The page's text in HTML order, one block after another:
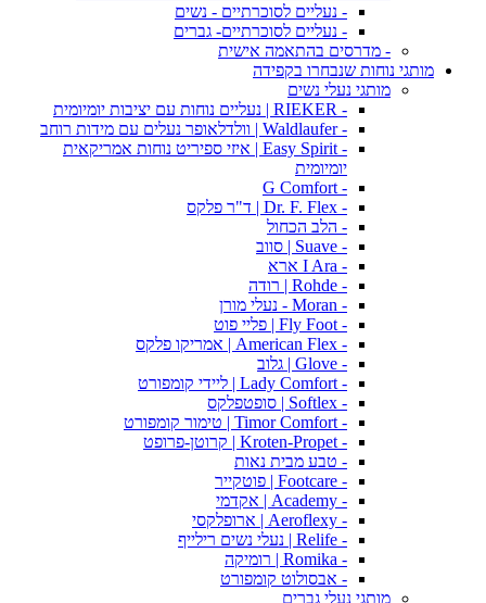
- נעליים לסוכרתיים - נשים
- נעליים לסוכרתיים- גברים
- מדרסים בהתאמה אישית
מותגי נוחות שנבחרו בקפידה
מותגי נעלי נשים
- RIEKER | נעליים נוחות עם יציבות יומיומית
- Waldlaufer | וולדלאופר נעלים עם מידות רוחב
- Easy Spirit | איזי ספיריט נוחות אמריקאית
יומיומית
- G Comfort
- Dr. F. Flex | ד"ר פלקס
- הלב הכחול
- Suave | סווב
- I Ara ארא
- Rohde | רודה
- Moran - נעלי מורן
- Fly Foot | פליי פוט
- American Flex | אמריקו פלקס
- Glove | גלוב
- Lady Comfort | ליידי קומפורט
- Softlex | סופטפלקס
- Timor Comfort | טימור קומפורט
- Kroten-Propet | קרוטן-פרופט
- טבע מבית נאות
- Footcare | פוטקייר
- Academy | אקדמי
- Aeroflexy | ארופלקסי
- Relife | נעלי נשים רילייף
- Romika | רומיקה
- אבסולוט קומפורט
מותגי נעלי גברים